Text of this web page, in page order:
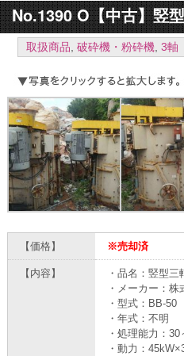
No.1390 O【中古】竪
取扱商品, 破砕機・粉砕機, 3軸
【価格】 ※売却済
【内容】
・品名：竪型三
・メーカー：
・型式：BB-50
・年式：不明
・処理能力：
・動力：